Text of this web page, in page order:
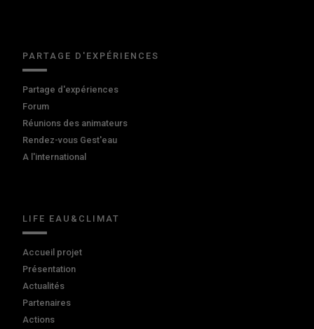
PARTAGE D'EXPÉRIENCES
Partage d'expériences
Forum
Réunions des animateurs
Rendez-vous Gest'eau
A l'international
LIFE EAU&CLIMAT
Accueil projet
Présentation
Actualités
Partenaires
Actions